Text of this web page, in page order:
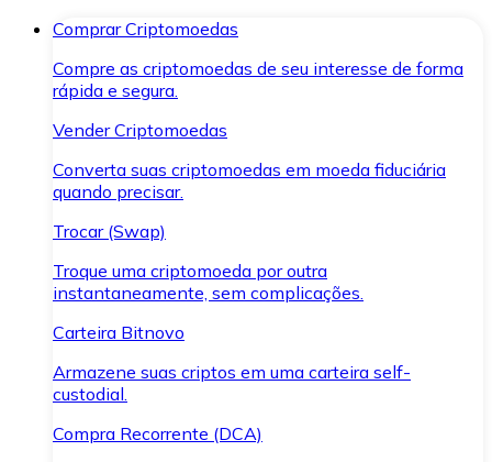
Comprar Criptomoedas
Compre as criptomoedas de seu interesse de forma
rápida e segura.
Vender Criptomoedas
Converta suas criptomoedas em moeda fiduciária
quando precisar.
Trocar (Swap)
Troque uma criptomoeda por outra
instantaneamente, sem complicações.
Carteira Bitnovo
Armazene suas criptos em uma carteira self-
custodial.
Compra Recorrente (DCA)